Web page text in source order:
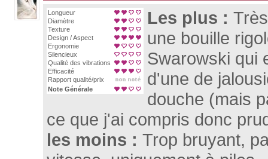
Longueur
Diamètre
Texture
Design / Aspect
Ergonomie
Silencieux
Qualité des vibrations
Efficacité
Rapport qualité/prix
Note Générale
Les plus :
une bouille
Swarowski qui
d'une de
douche (mais
ce que j'ai compris donc
les moins : Trop bruyant,